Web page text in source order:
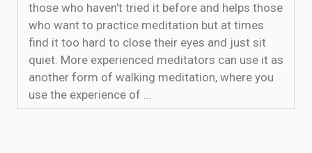
those who haven't tried it before and helps those
who want to practice meditation but at times
find it too hard to close their eyes and just sit
quiet. More experienced meditators can use it as
another form of walking meditation, where you
use the experience of ...